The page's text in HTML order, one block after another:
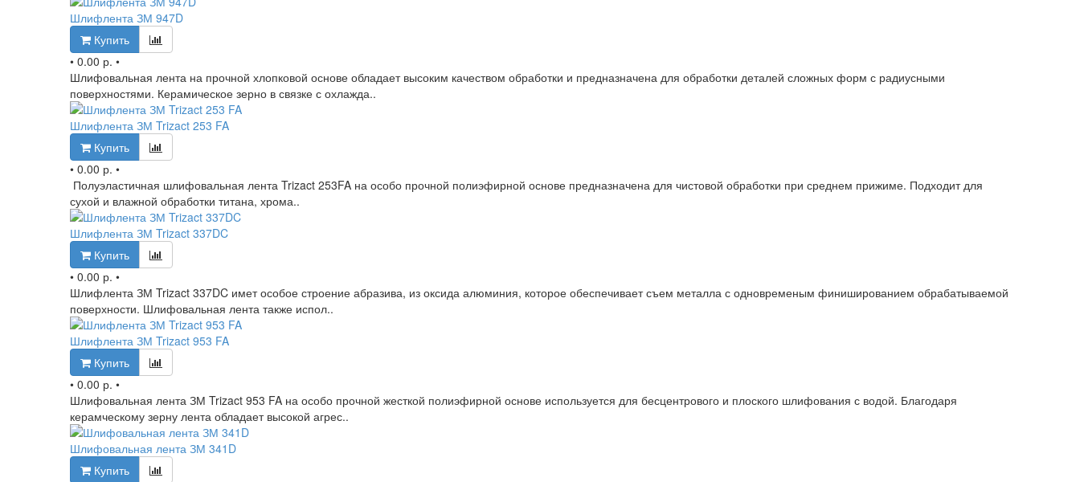
Шлифлента ЗМ 947D
Купить
• 0.00 р. •
Шлифовальная лента на прочной хлопковой основе обладает высоким качеством обработки и предназначена для обработки деталей сложных форм с радиусными
поверхностями. Керамическое зерно в связке с охлажда..
Шлифлента ЗМ Trizact 253 FA
Купить
• 0.00 р. •
Полуэластичная шлифовальная лента Trizact 253FA на особо прочной полиэфирной основе предназначена для чистовой обработки при среднем прижиме. Подходит для
сухой и влажной обработки титана, хрома..
Шлифлента ЗМ Trizact 337DC
Купить
• 0.00 р. •
Шлифлента ЗМ Trizact 337DC имет особое строение абразива, из оксида алюминия, которое обеспечивает съем металла с одновременым финишированием обрабатываемой
поверхности. Шлифовальная лента также испол..
Шлифлента ЗМ Trizact 953 FA
Купить
• 0.00 р. •
Шлифовальная лента ЗМ Trizact 953 FA на особо прочной жесткой полиэфирной основе используется для бесцентрового и плоского шлифования с водой. Благодаря
керамческому зерну лента обладает высокой агрес..
Шлифовальная лента ЗМ 341D
Купить